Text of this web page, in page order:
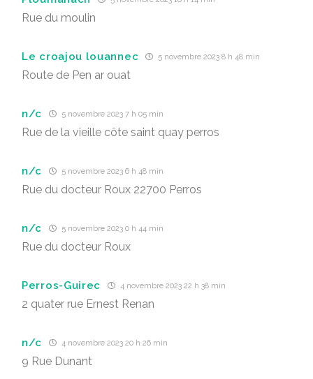
Rue du moulin
Le croajou louannec 5 novembre 2023 8 h 48 min
Route de Pen ar ouat
n/c 5 novembre 2023 7 h 05 min
Rue de la vieille côte saint quay perros
n/c 5 novembre 2023 6 h 48 min
Rue du docteur Roux 22700 Perros
n/c 5 novembre 2023 0 h 44 min
Rue du docteur Roux
Perros-Guirec 4 novembre 2023 22 h 38 min
2 quater rue Ernest Renan
n/c 4 novembre 2023 20 h 26 min
9 Rue Dunant